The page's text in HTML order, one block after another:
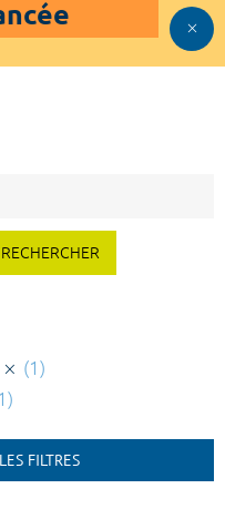
RECHERCHER
(1)
FILTRES